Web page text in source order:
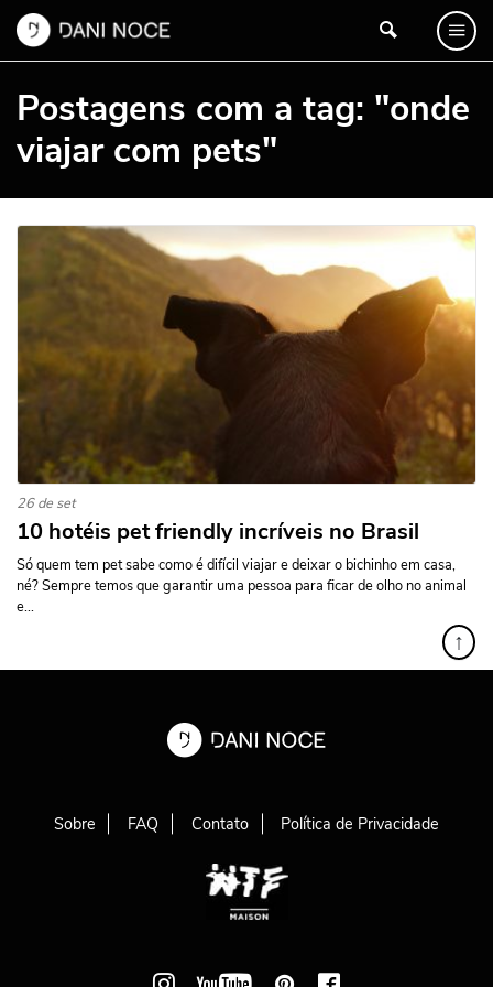
Postagens com a tag: "onde
viajar com pets"
26 de set
10 hotéis pet friendly incríveis no Brasil
Só quem tem pet sabe como é difícil viajar e deixar o bichinho em casa,
né? Sempre temos que garantir uma pessoa para ficar de olho no animal
e...
↑
Sobre FAQ Contato Política de Privacidade